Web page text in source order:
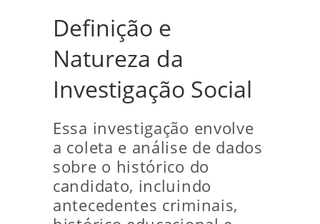
Definição e
Natureza da
Investigação Social
Essa investigação envolve
a coleta e análise de dados
sobre o histórico do
candidato, incluindo
antecedentes criminais,